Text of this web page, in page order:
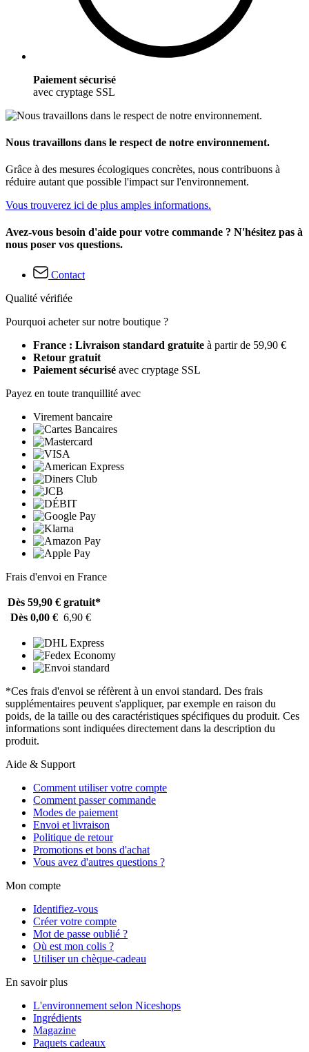
Paiement sécurisé
avec cryptage SSL
Nous travaillons dans le respect de notre environnement.
Grâce à des mesures écologiques concrètes, nous contribuons à
réduire autant que possible l'impact sur l'environnement.
Vous trouverez ici de plus amples informations.
Avez-vous besoin d'aide pour votre commande ? N'hésitez pas à
nous poser vos questions.
Contact
Qualité vérifiée
Pourquoi acheter sur notre boutique ?
France : Livraison standard gratuite à partir de 59,90 €
Retour gratuit
Paiement sécurisé avec cryptage SSL
Payez en toute tranquillité avec
Virement bancaire
Frais d'envoi en France
Dès 59,90 € gratuit*
Dès 0,00 € 6,90 €
*Ces frais d'envoi se réfèrent à un envoi standard. Des frais
supplémentaires peuvent s'appliquer, par exemple en raison du
poids, de la taille ou des caractéristiques spécifiques du produit. Ces
informations sont indiquées directement dans la description du
produit.
Aide & Support
Comment utiliser votre compte
Comment passer commande
Modes de paiement
Envoi et livraison
Politique de retour
Promotions et bons d'achat
Vous avez d'autres questions ?
Mon compte
Identifiez-vous
Créer votre compte
Mot de passe oublié ?
Où est mon colis ?
Utiliser un chèque-cadeau
En savoir plus
L'environnement selon Niceshops
Ingrédients
Magazine
Paquets cadeaux